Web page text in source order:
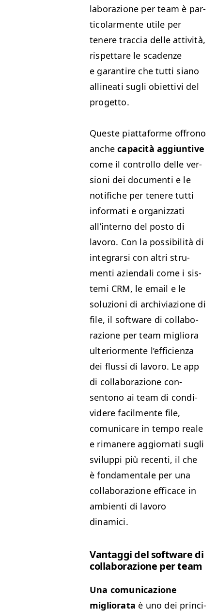
lab­o­razione per team è par­
ti­co­lar­mente utile per
tenere trac­cia delle attiv­ità,
rispettare le sca­den­ze
e garan­tire che tut­ti siano
allineati sug­li obi­et­tivi del
progetto.
Queste piattaforme offrono
anchecapac­ità aggiun­tive
come il con­trol­lo delle ver­
sioni dei doc­u­men­ti e le
noti­fiche per tenere tut­ti
infor­mati e orga­niz­za­ti
all’in­ter­no del pos­to di
lavoro. Con la pos­si­bil­ità di
inte­grar­si con altri stru­
men­ti azien­dali come i sis­
te­mi CRM, le email e le
soluzioni di archivi­azione di
file, il soft­ware di col­lab­o­
razione per team miglio­ra
ulte­ri­or­mente l’ef­fi­cien­za
dei flus­si di lavoro. Le app
di col­lab­o­razione con­
sentono ai team di con­di­
videre facil­mente file,
comu­ni­care in tem­po reale
e rimanere aggior­nati sug­li
svilup­pi più recen­ti, il che
è fon­da­men­tale per una
col­lab­o­razione effi­cace in
ambi­en­ti di lavoro
dinamici.
Van­tag­gi del soft­ware di
col­lab­o­razione per team
Una comu­ni­cazione
miglio­ra­ta è uno dei prin­ci­